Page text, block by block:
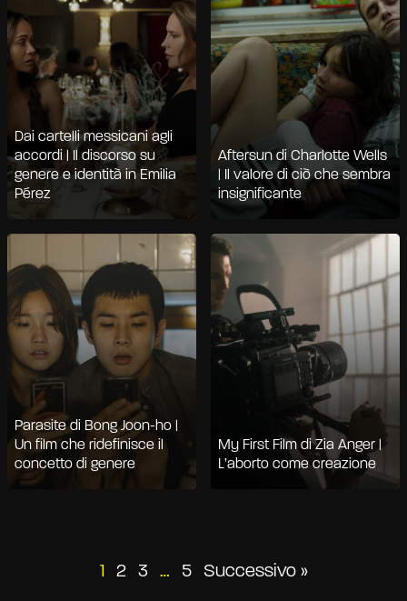
Dai cartelli messicani agli
accordi | Il discorso su
genere e identità in Emilia
Pérez
Aftersun di Charlotte Wells
| Il valore di ciò che sembra
insignificante
Parasite di Bong Joon-ho |
Un film che ridefinisce il
concetto di genere
My First Film di Zia Anger |
L’aborto come creazione
Paginazione
1 2 3 … 5 Successivo »